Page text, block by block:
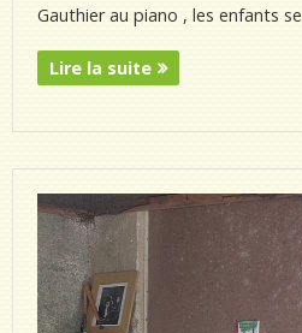
Gauthier au piano , les enfants
Lire la suite